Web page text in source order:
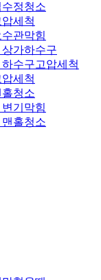
정청소
세척
관막힘
가하수구
수구고압세척
세척
청소
기막힘
홀청소